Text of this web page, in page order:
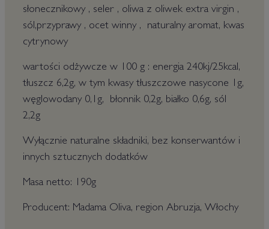
słonecznikowy , seler , oliwa z oliwek extra virgin ,
sól,przyprawy , ocet winny , naturalny aromat, kwas
cytrynowy
wartości odżywcze w 100 g : energia 240kj/25kcal,
tłuszcz 6,2g, w tym kwasy tłuszczowe nasycone 1g,
węglowodany 0,1g, błonnik 0,2g, białko 0,6g, sól
2,2g
Wyłącznie naturalne składniki, bez konserwantów i
innych sztucznych dodatków
Masa netto: 190g
Producent: Madama Oliva, region Abruzja, Włochy